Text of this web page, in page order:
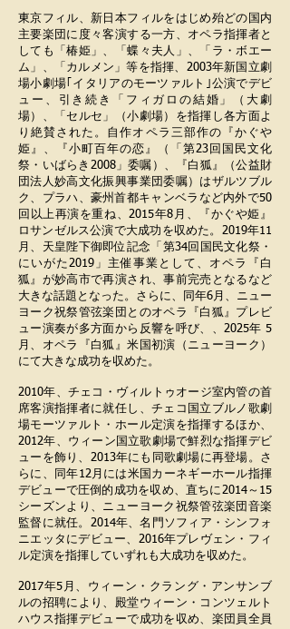
東京フィル、新日本フィルをはじめ殆どの国内
主要楽団に度々客演する一方、オペラ指揮者と
しても「椿姫」、「蝶々夫人」、「ラ・ボエー
ム」、「カルメン」等を指揮、2003年新国立劇
場小劇場｢イタリアのモーツァルト｣公演でデビ
ュー、引き続き「フィガロの結婚」（大劇
場）、「セルセ」（小劇場）を指揮し各方面よ
り絶賛された。自作オペラ三部作の『かぐや
姫』、『小町百年の恋』（「第23回国民文化
祭・いばらき2008」委嘱）、『白狐』（公益財
団法人妙高文化振興事業団委嘱）はザルツブル
ク、プラハ、豪州首都キャンベラなど内外で50
回以上再演を重ね、2015年8月、『かぐや姫』
ロサンゼルス公演で大成功を収めた。2019年11
月、天皇陛下御即位記念「第34回国民文化祭・
にいがた2019」主催事業として、オペラ『白
狐』が妙高市で再演され、事前完売となるなど
大きな話題となった。さらに、同年6月、ニュー
ヨーク祝祭管弦楽団とのオペラ『白狐』プレビ
ュー演奏が多方面から反響を呼び、、2025年 5
月、オペラ『白狐』米国初演（ニューヨーク）
にて大きな成功を収めた。
2010年、チェコ・ヴィルトゥオージ室内管の首
席客演指揮者に就任し、チェコ国立ブルノ歌劇
場モーツァルト・ホール定演を指揮するほか、
2012年、ウィーン国立歌劇場で鮮烈な指揮デビ
ューを飾り、2013年にも同歌劇場に再登場。さ
らに、同年12月には米国カーネギーホール指揮
デビューで圧倒的成功を収め、直ちに2014～15
シーズンより、ニューヨーク祝祭管弦楽団音楽
監督に就任。2014年、名門ソフィア・シンフォ
ニエッタにデビュー、2016年プレヴェン・フィ
ル定演を指揮していずれも大成功を収めた。
2017年5月、ウィーン・クラング・アンサンブ
ルの招聘により、殿堂ウィーン・コンツェルト
ハウス指揮デビューで成功を収め、楽団員全員